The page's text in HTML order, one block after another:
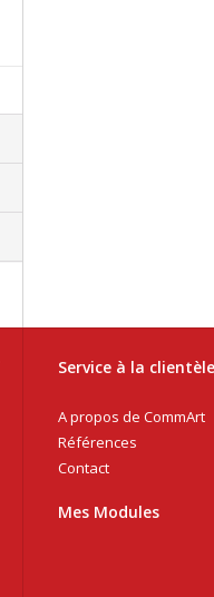
Service à la clientèle
A propos de CommArt
Références
Contact
Mes Modules